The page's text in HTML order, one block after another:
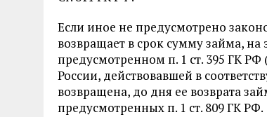
Если иное не предусмотрено
возвращает в срок сумму займа,
предусмотренном п. 1 ст. 395 ГК
России, действовавшей в
возвращена, до дня ее возврата
предусмотренных п. 1 ст. 809 ГК РФ.